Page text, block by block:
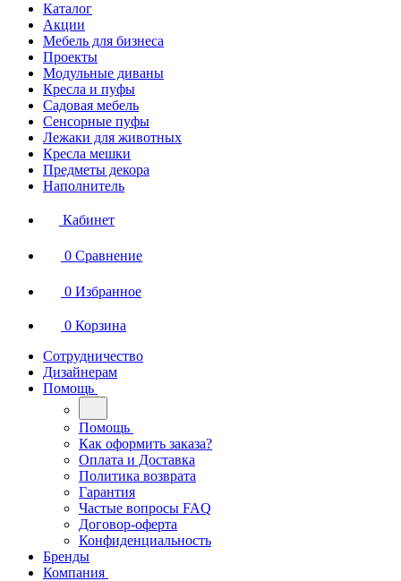
Каталог
Акции
Мебель для бизнеса
Проекты
Модульные диваны
Кресла и пуфы
Садовая мебель
Сенсорные пуфы
Лежаки для животных
Кресла мешки
Предметы декора
Наполнитель
Кабинет
0 Сравнение
0 Избранное
0 Корзина
Сотрудничество
Дизайнерам
Помощь
Помощь
Как оформить заказа?
Оплата и Доставка
Политика возврата
Гарантия
Частые вопросы FAQ
Договор-оферта
Конфиденциальность
Бренды
Компания